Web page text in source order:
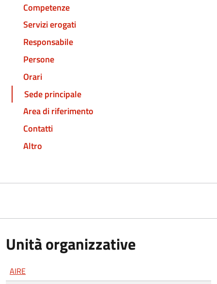
Competenze
Servizi erogati
Responsabile
Persone
Orari
Sede principale
Area di riferimento
Contatti
Altro
Unità organizzative
AIRE